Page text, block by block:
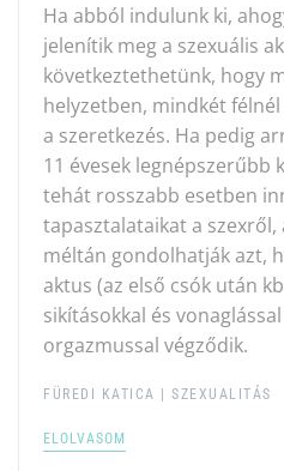
Ha abból indulunk ki,
jelenítik meg a szexuális
következtethetünk, hogy
helyzetben, mindkét
a szeretkezés. Ha pedig
11 évesek legnépszerűbb
tehát rosszabb esetben
tapasztalataikat a szexről,
méltán gondolhatják azt,
aktus (az első csók után
sikításokkal és
orgazmussal végződik.
FÜREDI KATICA | SZEXUALITÁS
ELOLVASOM